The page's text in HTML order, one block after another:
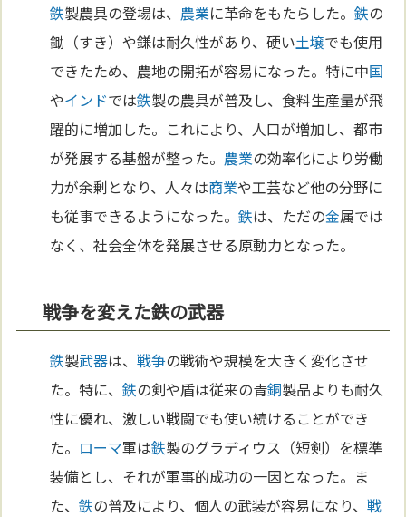
鉄製農具の登場は、 農業に革命をもたらした。鉄の
鋤（すき）や鎌は耐久性があり、硬い土壌でも使用
できたため、農地の開拓が容易になった。特に中国
やインドでは鉄製の農具が普及し、食料生産量が飛
躍的に増加した。これにより、人口が増加し、都市
が発展する基盤が整った。 農業の効率化により労働
力が余剰となり、人々は商業や工芸など他の分野に
も従事できるようになった。鉄は、ただの金属では
なく、社会全体を発展させる原動力となった。
戦争を変えた鉄の武器
鉄製武器は、戦争の戦術や規模を大きく変化させ
た。特に、鉄の剣や盾は従来の青銅製品よりも耐久
性に優れ、激しい戦闘でも使い続けることができ
た。 ローマ軍は鉄製のグラディウス（短剣）を標準
装備とし、それが軍事的成功の一因となった。ま
た、鉄の普及により、個人の武装が容易になり、戦